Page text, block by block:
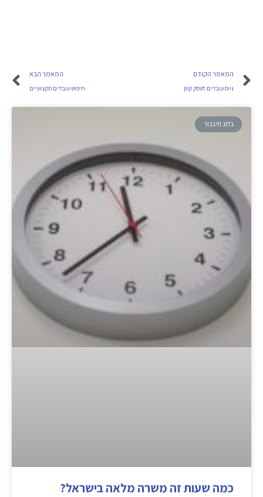
המאמר הקודם
גיוס עובדים לעסק קטן
המאמר הבא
חיפוש עובדים מקצועיים
בלוג תיגבור
כמה שעות זה משרה מלאה בישראל?